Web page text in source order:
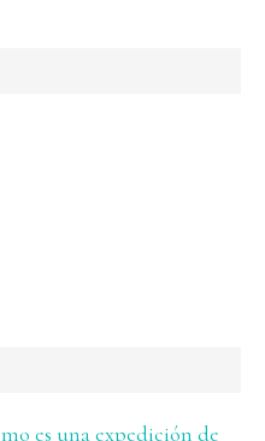
es una expedición de